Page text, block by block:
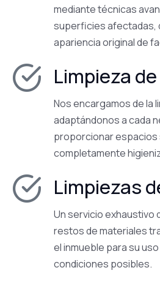
mediante técnicas
superficies afectadas,
apariencia original de
Limpieza
Nos encargamos de la
adaptándonos a cada
proporcionar espacios
completamente
Limpiezas
Un servicio exhaustivo
restos de materiales
el inmueble para su
condiciones posibles.